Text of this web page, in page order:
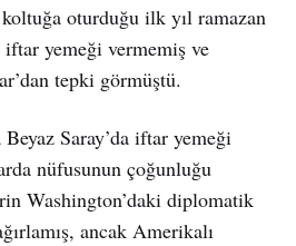
oturduğu ilk yıl ramazan
iftar yemeği vermemiş ve
tepki görmüştü.
Saray’da iftar yemeği
nüfusunun çoğunluğu
Washington’daki diplomatik
ancak Amerikalı